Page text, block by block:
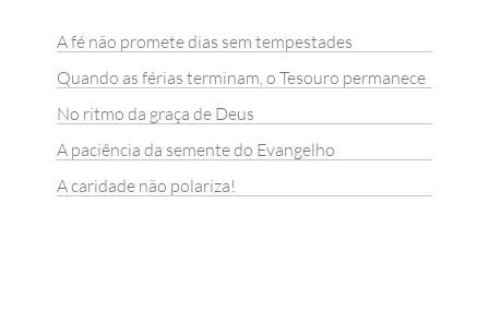
A fé não promete dias sem tempestades
Quando as férias terminam, o Tesouro permanece
No ritmo da graça de Deus
A paciência da semente do Evangelho
A caridade não polariza!